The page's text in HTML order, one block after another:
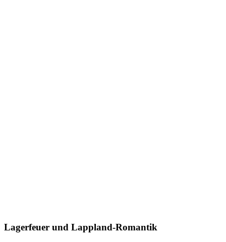
Lagerfeuer und Lappland-Romantik